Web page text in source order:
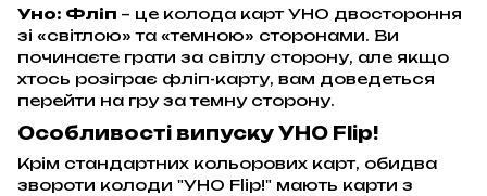
Уно: Фліп – це колода карт УНО двостороння
зі «світлою» та «темною» сторонами. Ви
починаєте грати за світлу сторону, але якщо
хтось розіграє фліп-карту, вам доведеться
перейти на гру за темну сторону.
Особливості випуску УНО Flip!
Крім стандартних кольорових карт, обидва
звороти колоди "УНО Flip!" мають карти з